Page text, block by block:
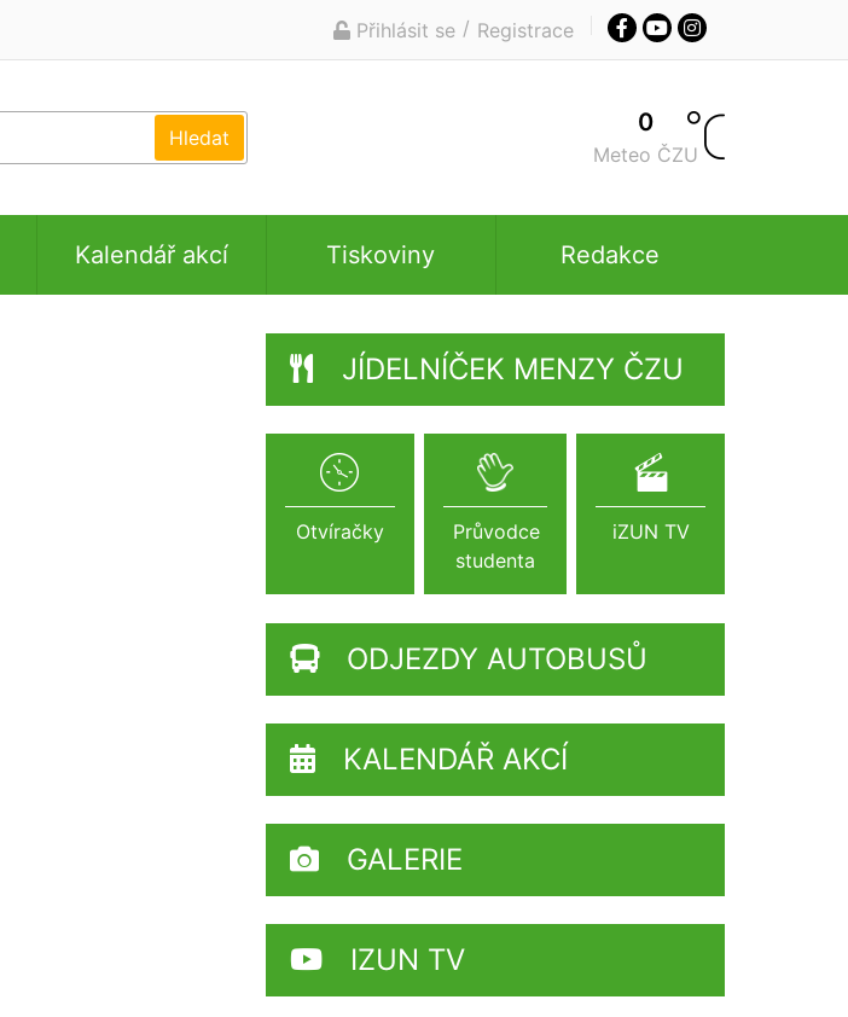
Přihlásit se / Registrace
0
Meteo ČZU
Kalendář akcí Tiskoviny Redakce
JÍDELNÍČEK MENZY ČZU
Otvíračky
Průvodce
studenta
iZUN TV
ODJEZDY AUTOBUSŮ
KALENDÁŘ AKCÍ
GALERIE
IZUN TV